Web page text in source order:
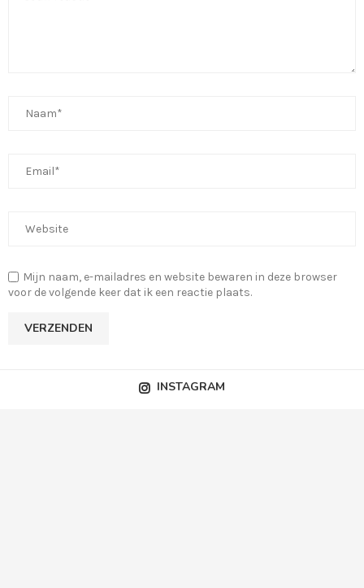
Mijn naam, e-mailadres en website bewaren in deze browser
voor de volgende keer dat ik een reactie plaats.
INSTAGRAM